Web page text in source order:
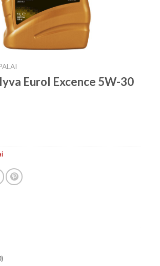
Eurol Excence 5W-30